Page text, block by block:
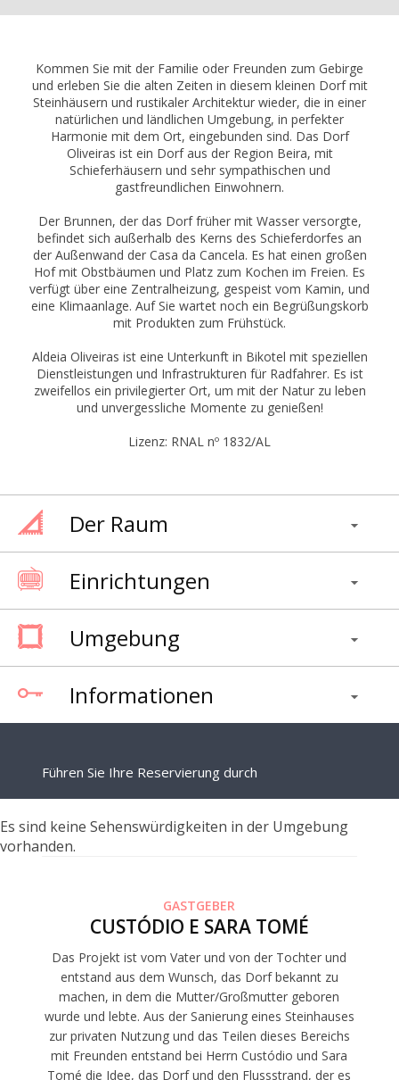
Kommen Sie mit der Familie oder Freunden zum Gebirge
und erleben Sie die alten Zeiten in diesem kleinen Dorf mit
Steinhäusern und rustikaler Architektur wieder, die in einer
natürlichen und ländlichen Umgebung, in perfekter
Harmonie mit dem Ort, eingebunden sind. Das Dorf
Oliveiras ist ein Dorf aus der Region Beira, mit
Schieferhäusern und sehr sympathischen und
gastfreundlichen Einwohnern.
Der Brunnen, der das Dorf früher mit Wasser versorgte,
befindet sich außerhalb des Kerns des Schieferdorfes an
der Außenwand der Casa da Cancela. Es hat einen großen
Hof mit Obstbäumen und Platz zum Kochen im Freien. Es
verfügt über eine Zentralheizung, gespeist vom Kamin, und
eine Klimaanlage. Auf Sie wartet noch ein Begrüßungskorb
mit Produkten zum Frühstück.
Aldeia Oliveiras ist eine Unterkunft in Bikotel mit speziellen
Dienstleistungen und Infrastrukturen für Radfahrer. Es ist
zweifellos ein privilegierter Ort, um mit der Natur zu leben
und unvergessliche Momente zu genießen!
Lizenz: RNAL nº 1832/AL
Der Raum
Einrichtungen
Umgebung
Informationen
Führen Sie Ihre Reservierung durch
Es sind keine Sehenswürdigkeiten in der Umgebung
vorhanden.
GASTGEBER
CUSTÓDIO E SARA TOMÉ
Das Projekt ist vom Vater und von der Tochter und
entstand aus dem Wunsch, das Dorf bekannt zu
machen, in dem die Mutter/Großmutter geboren
wurde und lebte. Aus der Sanierung eines Steinhauses
zur privaten Nutzung und das Teilen dieses Bereichs
mit Freunden entstand bei Herrn Custódio und Sara
Tomé die Idee, das Dorf und den Flussstrand, der es